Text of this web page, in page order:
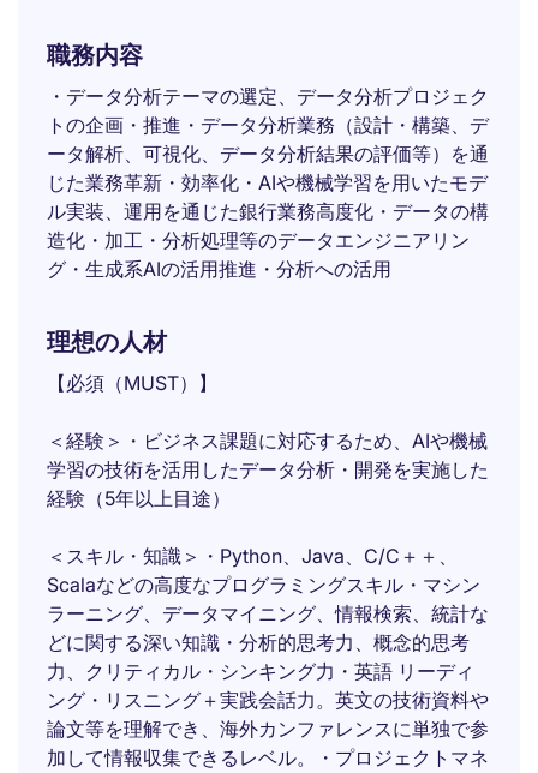
職務内容
・データ分析テーマの選定、データ分析プロジェク
トの企画・推進・データ分析業務（設計・構築、デ
ータ解析、可視化、データ分析結果の評価等）を通
じた業務革新・効率化・AIや機械学習を用いたモデ
ル実装、運用を通じた銀行業務高度化・データの構
造化・加工・分析処理等のデータエンジニアリン
グ・生成系AIの活用推進・分析への活用
理想の人材
【必須（MUST）】
＜経験＞・ビジネス課題に対応するため、AIや機械
学習の技術を活用したデータ分析・開発を実施した
経験（5年以上目途）
＜スキル・知識＞・Python、Java、C/C＋＋、
Scalaなどの高度なプログラミングスキル・マシン
ラーニング、データマイニング、情報検索、統計な
どに関する深い知識・分析的思考力、概念的思考
力、クリティカル・シンキング力・英語 リーディ
ング・リスニング＋実践会話力。英文の技術資料や
論文等を理解でき、海外カンファレンスに単独で参
加して情報収集できるレベル。・プロジェクトマネ